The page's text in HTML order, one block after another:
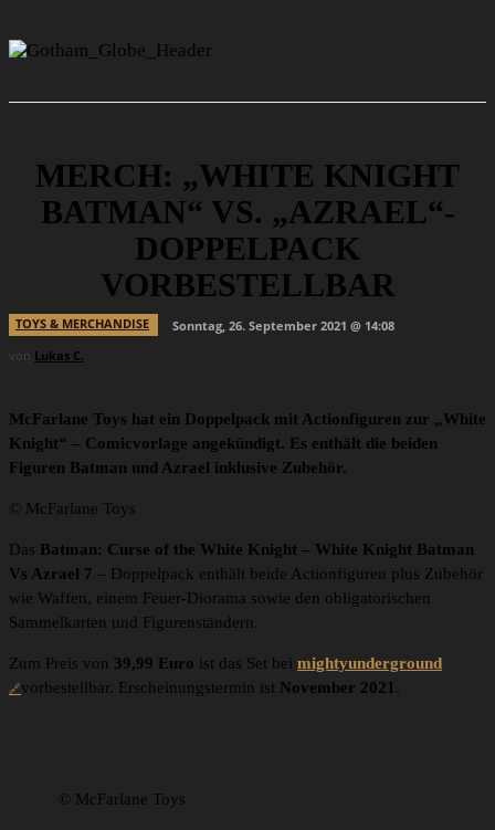
MERCH: „WHITE KNIGHT
BATMAN“ VS. „AZRAEL“-
DOPPELPACK
VORBESTELLBAR
TOYS & MERCHANDISE
Sonntag, 26. September 2021 @ 14:08
von Lukas C.
McFarlane Toys hat ein Doppelpack mit Actionfiguren zur „White
Knight“ – Comicvorlage angekündigt. Es enthält die beiden
Figuren Batman und Azrael inklusive Zubehör.
© McFarlane Toys
Das Batman: Curse of the White Knight – White Knight Batman
Vs Azrael 7 – Doppelpack enthält beide Actionfiguren plus Zubehör
wie Waffen, einem Feuer-Diorama sowie den obligatorischen
Sammelkarten und Figurenständern.
Zum Preis von 39,99 Euro ist das Set bei mightyunderground
vorbestellbar. Erscheinungstermin ist November 2021.
© McFarlane Toys